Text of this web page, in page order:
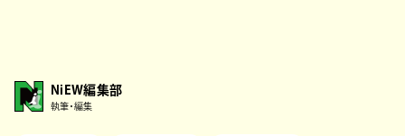
NiEW編集部
執筆・編集